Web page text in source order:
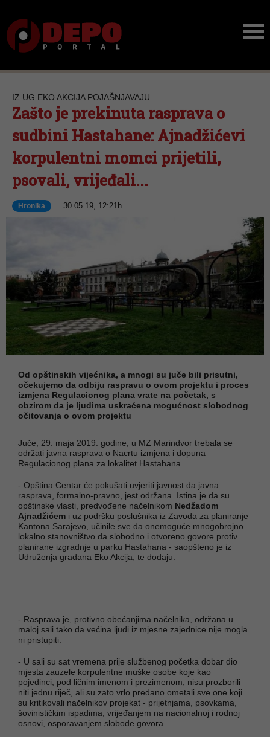
IZ UG EKO AKCIJA POJAŠNJAVAJU
Zašto je prekinuta rasprava o
sudbini Hastahane: Ajnadžićevi
korpulentni momci prijetili,
psovali, vrijeđali...
Hronika 30.05.19, 12:21h
Od opštinskih vijećnika, a mnogi su juče bili prisutni,
očekujemo da odbiju raspravu o ovom projektu i proces
izmjena Regulacionog plana vrate na početak, s
obzirom da je ljudima uskraćena mogućnost slobodnog
očitovanja o ovom projektu
Juče, 29. maja 2019. godine, u MZ Marindvor trebala se
održati javna rasprava o Nacrtu izmjena i dopuna
Regulacionog plana za lokalitet Hastahana.
- Opština Centar će pokušati uvjeriti javnost da javna
rasprava, formalno-pravno, jest održana. Istina je da su
opštinske vlasti, predvođene načelnikom Nedžadom
Ajnadžićem i uz podršku poslušnika iz Zavoda za planiranje
Kantona Sarajevo, učinile sve da onemoguće mnogobrojno
lokalno stanovništvo da slobodno i otvoreno govore protiv
planirane izgradnje u parku Hastahana - saopšteno je iz
Udruženja građana Eko Akcija, te dodaju:
- Rasprava je, protivno obećanjima načelnika, održana u
maloj sali tako da većina ljudi iz mjesne zajednice nije mogla
ni pristupiti.
- U sali su sat vremena prije službenog početka dobar dio
mjesta zauzele korpulentne muške osobe koje kao
pojedinci, pod ličnim imenom i prezimenom, nisu prozborili
niti jednu riječ, ali su zato vrlo predano ometali sve one koji
su kritikovali načelnikov projekat - prijetnjama, psovkama,
šovinističkim ispadima, vrijeđanjem na nacionalnoj i rodnoj
osnovi, osporavanjem slobode govora.